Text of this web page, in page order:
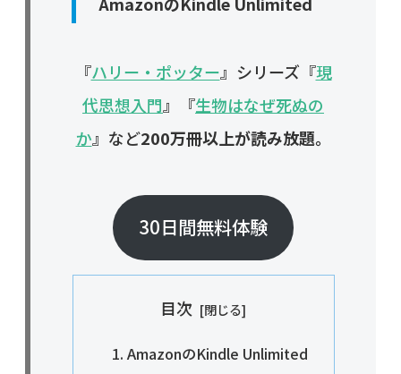
『ハリー・ポッター』シリーズ『現
代思想入門』『生物はなぜ死ぬの
か』など200万冊以上が読み放題。
30日間無料体験
目次
AmazonのKindle Unlimited